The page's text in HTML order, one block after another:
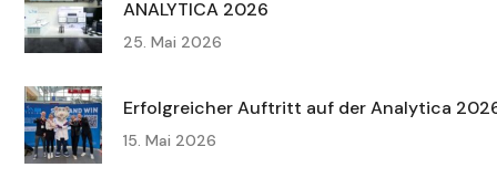
ANALYTICA 2026
25. Mai 2026
Erfolgreicher Auftritt auf der Analytica
15. Mai 2026